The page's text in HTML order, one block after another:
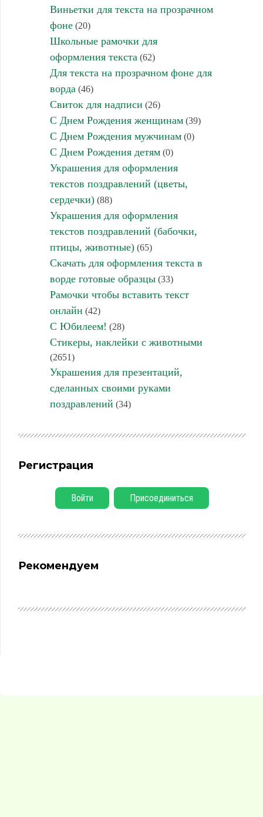
Виньетки для текста на прозрачном
фоне(20)
Школьные рамочки для
оформления текста (62)
Для текста на прозрачном фоне для
ворда (46)
Свиток для надписи (26)
С Днем Рождения женщинам(39)
С Днем Рождения мужчинам(0)
С Днем Рождения детям(0)
Украшения для оформления
текстов поздравлений (цветы,
сердечки)(88)
Украшения для оформления
текстов поздравлений (бабочки,
птицы, животные)(65)
Скачать для оформления текста в
ворде готовые образцы(33)
Рамочки чтобы вставить текст
онлайн (42)
С Юбилеем! (28)
Стикеры, наклейки с животными
(2651)
Украшения для презентаций,
сделанных своими руками
поздравлений (34)
Регистрация
Войти Присоединиться
Рекомендуем